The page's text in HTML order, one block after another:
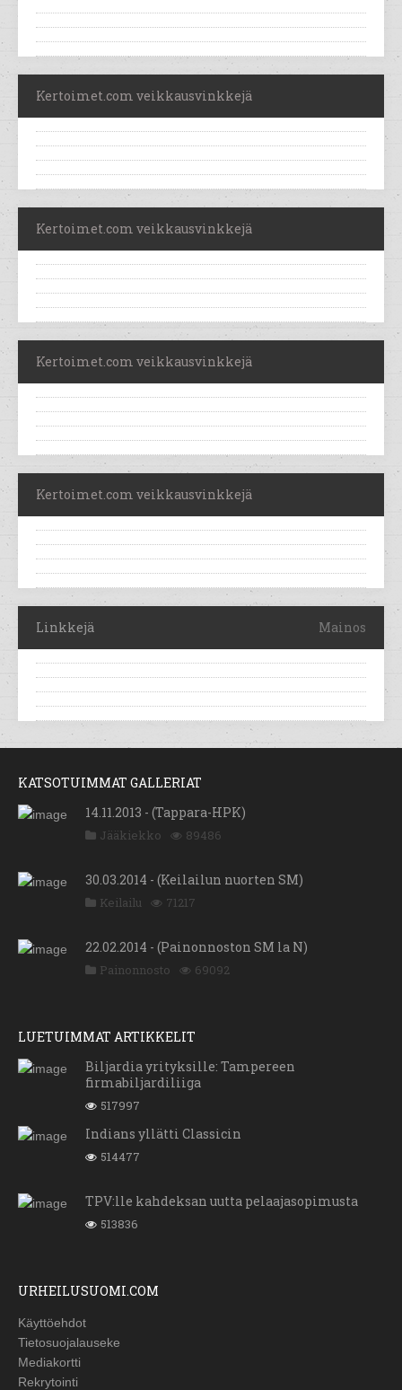
Kertoimet.com veikkausvinkkejä
Kertoimet.com veikkausvinkkejä
Kertoimet.com veikkausvinkkejä
Kertoimet.com veikkausvinkkejä
Linkkejä Mainos
KATSOTUIMMAT GALLERIAT
14.11.2013 - (Tappara-HPK)
Jääkiekko 89486
30.03.2014 - (Keilailun nuorten SM)
Keilailu 71217
22.02.2014 - (Painonnoston SM la N)
Painonnosto 69092
LUETUIMMAT ARTIKKELIT
Biljardia yrityksille: Tampereen
firmabiljardiliiga
517997
Indians yllätti Classicin
514477
TPV:lle kahdeksan uutta pelaajasopimusta
513836
URHEILUSUOMI.COM
Käyttöehdot
Tietosuojalauseke
Mediakortti
Rekrytointi